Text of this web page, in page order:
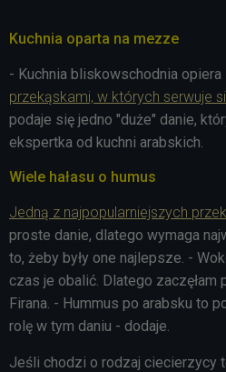
Kuchnia oparta na mezze
- Kuchnia bliskowschodnia opiera
przekąskami, w których serwuje
podaje się jedno "duże" danie,
ekspertka od kuchni arabskich.
Wiele hałasu o humus
Jedną z najpopularniejszych
proste danie, dlatego wymaga
to, żeby były one najlepsze. -
czas je obalić. Dlatego
Firana. - Hummus po arabsku to
rolę w tym daniu - dodaje.
Jeśli chodzi o rodzaj ciecierzycy